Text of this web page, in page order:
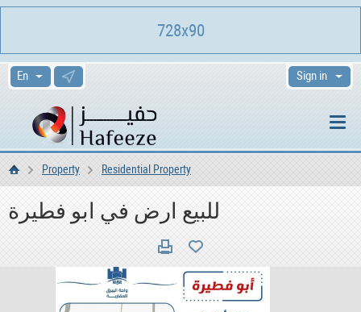
Sign in
HomeProperty Residential Property
للبيع ارض في ابو فطيرة
728x90